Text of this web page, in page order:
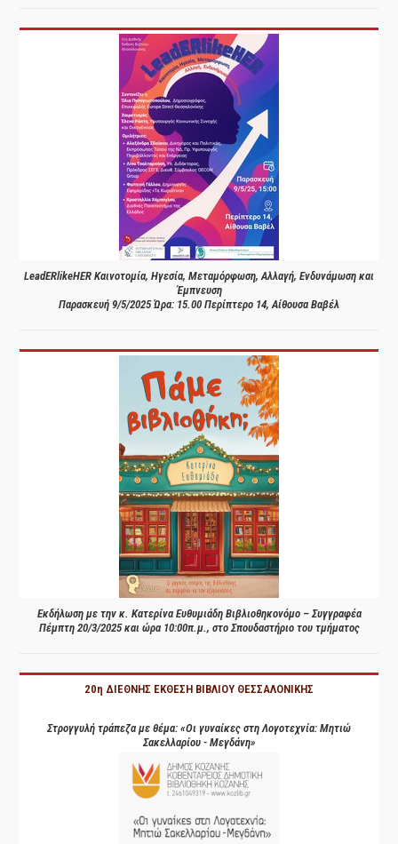
LeadERlikeHER Καινοτομία, Ηγεσία, Μεταμόρφωση, Αλλαγή, Ενδυνάμωση και
Έμπνευση
Παρασκευή 9/5/2025 Ώρα: 15.00 Περίπτερο 14, Αίθουσα Βαβέλ
Εκδήλωση με την κ. Κατερίνα Ευθυμιάδη Βιβλιοθηκονόμο – Συγγραφέα
Πέμπτη 20/3/2025 και ώρα 10:00π.μ., στο Σπουδαστήριο του τμήματος
20η ΔΙΕΘΝΗΣ ΕΚΘΕΣΗ ΒΙΒΛΙΟΥ ΘΕΣΣΑΛΟΝΙΚΗΣ
Στρογγυλή τράπεζα με θέμα: «Οι γυναίκες στη Λογοτεχνία: Μητιώ
Σακελλαρίου - Μεγδάνη»